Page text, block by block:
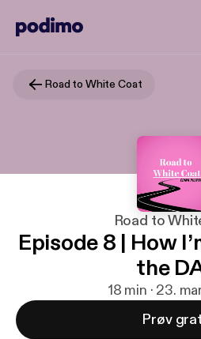
Road to White Coat
Road to
Episode 8 | How
the
18 min · 23.
Prøv